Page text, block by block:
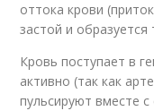
оттока крови
застой и образуется
Кровь поступает в
активно (так как
пульсируют вместе